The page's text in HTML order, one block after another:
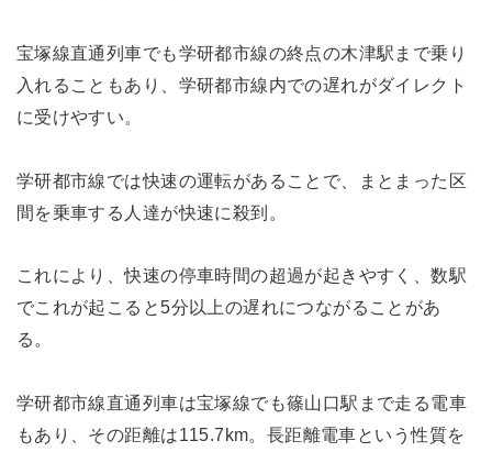
宝塚線直通列車でも学研都市線の終点の木津駅まで乗り
入れることもあり、学研都市線内での遅れがダイレクト
に受けやすい。
学研都市線では快速の運転があることで、まとまった区
間を乗車する人達が快速に殺到。
これにより、快速の停車時間の超過が起きやすく、数駅
でこれが起こると5分以上の遅れにつながることがあ
る。
学研都市線直通列車は宝塚線でも篠山口駅まで走る電車
もあり、その距離は115.7km。長距離電車という性質を